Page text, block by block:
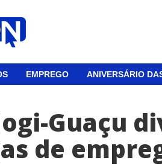
EMPREGO ANIVERSÁRIO
Guaçu
de